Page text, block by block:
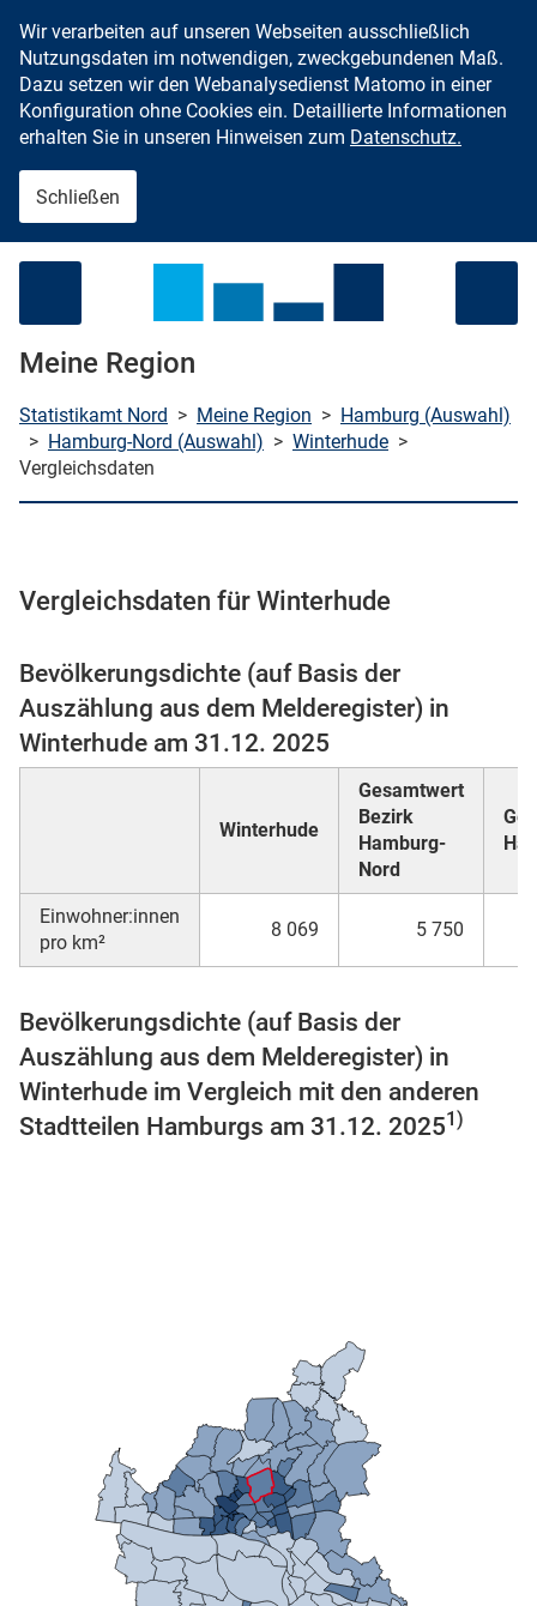
Zum Inhalt springen
Wir verarbeiten auf unseren Webseiten ausschließlich
Nutzungsdaten im notwendigen, zweckgebundenen Maß.
Dazu setzen wir den Webanalysedienst Matomo in einer
Konfiguration ohne Cookies ein. Detaillierte Informationen
erhalten Sie in unseren Hinweisen zum Datenschutz.
Schließen
Meine Region
Statistikamt Nord > Meine Region > Hamburg (Auswahl)
> Hamburg-Nord (Auswahl) > Winterhude >
Vergleichsdaten
Vergleichsdaten für Winterhude
Bevölkerungsdichte (auf Basis der
Auszählung aus dem Melderegister) in
Winterhude am 31.12. 2025
Winterhude
Gesamtwert
Bezirk
Hamburg-
Nord
Einwohner:innen
pro km²
8 069 5 750
Bevölkerungsdichte (auf Basis der
Auszählung aus dem Melderegister) in
Winterhude im Vergleich mit den anderen
Stadtteilen Hamburgs am 31.12. 20251)